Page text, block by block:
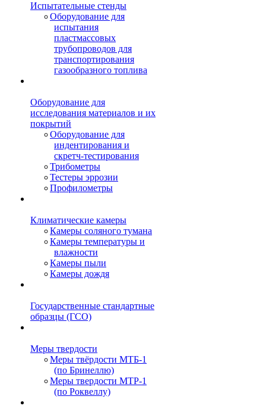
Испытательные стенды
Оборудование для
испытания
пластмассовых
трубопроводов для
транспортирования
газообразного топлива
Оборудование для
исследования материалов и их
покрытий
Оборудование для
индентирования и
скретч-тестирования
Трибометры
Тестеры эррозии
Профилометры
Климатические камеры
Камеры соляного тумана
Камеры температуры и
влажности
Камеры пыли
Камеры дождя
Государственные стандартные
образцы (ГСО)
Меры твердости
Меры твёрдости МТБ-1
(по Бринеллю)
Меры твердости МТР-1
(по Роквеллу)